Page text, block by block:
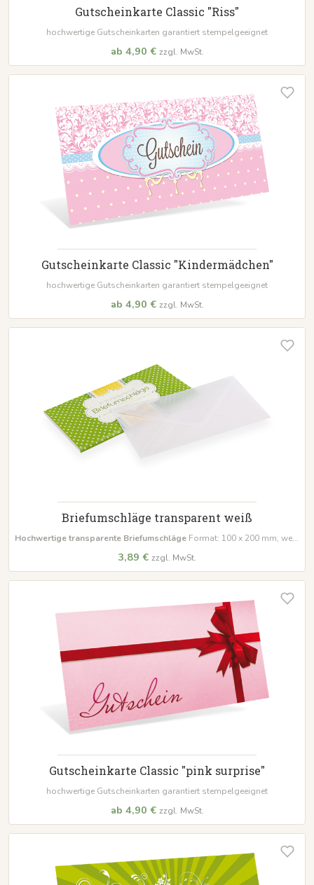
Gutscheinkarte Classic "Riss"
hochwertige Gutscheinkarten garantiert stempelgeeignet
ab 4,90 € zzgl. MwSt.
Gutscheinkarte Classic "Kindermädchen"
hochwertige Gutscheinkarten garantiert stempelgeeignet
ab 4,90 € zzgl. MwSt.
Briefumschläge transparent weiß
Hochwertige transparente Briefumschläge Format: 100 x 200 mm, weiß
3,89 € zzgl. MwSt.
Gutscheinkarte Classic "pink surprise"
hochwertige Gutscheinkarten garantiert stempelgeeignet
ab 4,90 € zzgl. MwSt.